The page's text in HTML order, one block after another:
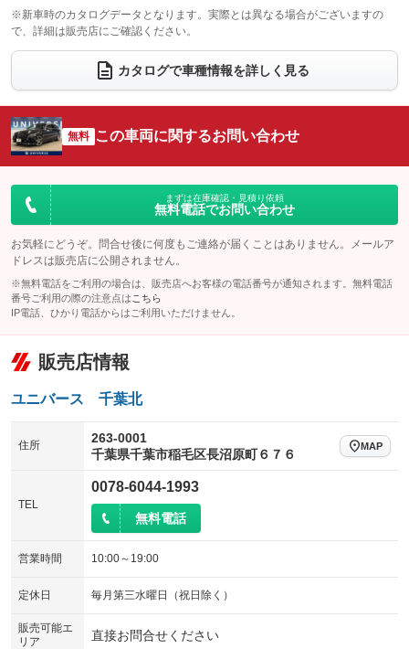
：装備なし ：装備あり
ウォークスルー
：装備なし
電動リアゲート フロントカメラ
：装備なし
：装備なし ：装備なし
サイドカメラ
：装備なし ルーフレール
：装備あり
：装備あり
：装備なし
※新車時のカタログデータとなります。実際とは異なる場合がございますの
で、詳細は販売店にご確認ください。
カタログで車種情報を詳しく見る
無料 この車両に関するお問い合わせ
まずは在庫確認・見積り依頼
無料電話でお問い合わせ
お気軽にどうぞ。問合せ後に何度もご連絡が届くことはありません。メールア
ドレスは販売店に公開されません。
※無料電話をご利用の場合は、販売店へお客様の電話番号が通知されます。無料電話
番号ご利用の際の注意点は こちら
IP電話、ひかり電話からはご利用いただけません。
販売店情報
ユニバース 千葉北
住所
263-0001
千葉県千葉市稲毛区長沼原町６７６
MAP
TEL
0078-6044-1993
無料電話
営業時間 10:00～19:00
定休日 毎月第三水曜日（祝日除く）
販売可能エ
リア
直接お問合せください